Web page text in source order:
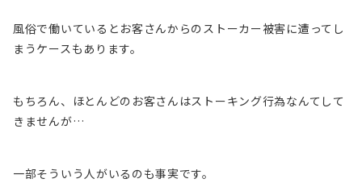
風俗で働いているとお客さんからのストーカー被害に遭ってし
まうケースもあります。
もちろん、ほとんどのお客さんはストーキング行為なんてして
きませんが…
一部そういう人がいるのも事実です。